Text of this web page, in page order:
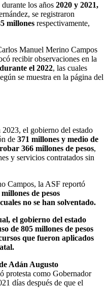
los años 2020 y 2021,
se registraron
millones respectivamente,
Manuel Merino Campos
recibir observaciones en la
el 2022, las cuales
se muestra en la página del
el gobierno del estado
de 371 millones y medio de
366 millones de pesos,
y servicios contratados sin
Campos, la ASF reportó
millones de pesos
no se han solventado.
el gobierno del estado
de 805 millones de pesos
que fueron aplicados
Adán Augusto
protesta como Gobernador
días después de que el